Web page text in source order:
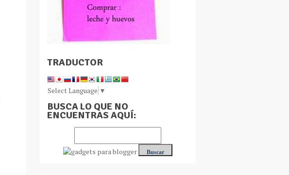
TRADUCTOR
Select Language ▼
BUSCA LO QUE NO
ENCUENTRAS AQUÍ: